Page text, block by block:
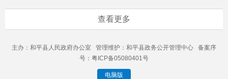
查看更多
主办：和平县人民政府办公室 管理维护：和平县政务公开管理中心 备案序
号：粤ICP备05080401号
电脑版